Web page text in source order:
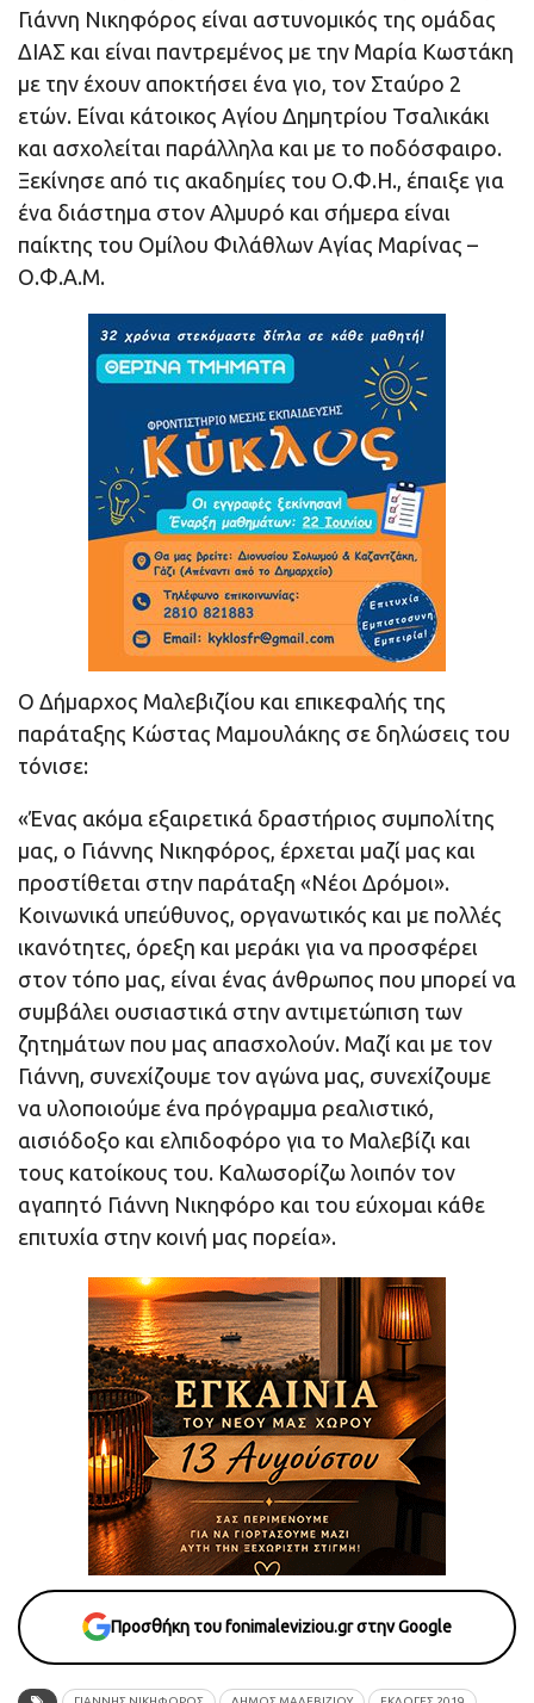
Γιάννη Νικηφόρος είναι αστυνομικός της ομάδας
ΔΙΑΣ και είναι παντρεμένος με την Μαρία Κωστάκη
με την έχουν αποκτήσει ένα γιο, τον Σταύρο 2
ετών. Είναι κάτοικος Αγίου Δημητρίου Τσαλικάκι
και ασχολείται παράλληλα και με το ποδόσφαιρο.
Ξεκίνησε από τις ακαδημίες του Ο.Φ.Η., έπαιξε για
ένα διάστημα στον Αλμυρό και σήμερα είναι
παίκτης του Ομίλου Φιλάθλων Αγίας Μαρίνας –
Ο.Φ.Α.Μ.
Ο Δήμαρχος Μαλεβιζίου και επικεφαλής της
παράταξης Κώστας Μαμουλάκης σε δηλώσεις του
τόνισε:
«Ένας ακόμα εξαιρετικά δραστήριος συμπολίτης
μας, ο Γιάννης Νικηφόρος, έρχεται μαζί μας και
προστίθεται στην παράταξη «Νέοι Δρόμοι».
Κοινωνικά υπεύθυνος, οργανωτικός και με πολλές
ικανότητες, όρεξη και μεράκι για να προσφέρει
στον τόπο μας, είναι ένας άνθρωπος που μπορεί να
συμβάλει ουσιαστικά στην αντιμετώπιση των
ζητημάτων που μας απασχολούν. Μαζί και με τον
Γιάννη, συνεχίζουμε τον αγώνα μας, συνεχίζουμε
να υλοποιούμε ένα πρόγραμμα ρεαλιστικό,
αισιόδοξο και ελπιδοφόρο για το Μαλεβίζι και
τους κατοίκους του. Καλωσορίζω λοιπόν τον
αγαπητό Γιάννη Νικηφόρο και του εύχομαι κάθε
επιτυχία στην κοινή μας πορεία».
Προσθήκη του fonimaleviziou.gr στην Google